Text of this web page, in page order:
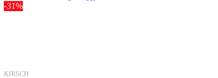
-31%
KIRSCH